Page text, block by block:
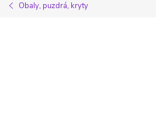
Obaly, puzdrá, kryty